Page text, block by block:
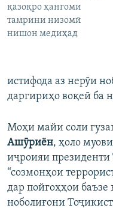
қазоқро ҳангоми
тамрини низомӣ
нишон медиҳад
истифода аз нерӯи
даргириҳо воқеӣ ба
Моҳи майи соли
Ашӯриён, ҳоло
иҷроияи президенти
“созмонҳои
дар пойгоҳҳои
ноболиғони